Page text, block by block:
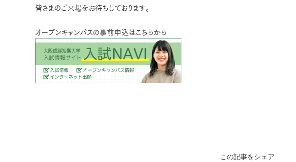
皆さまのご来場をお待ちしております。
オープンキャンパスの事前申込はこちらから
この記事をシェア